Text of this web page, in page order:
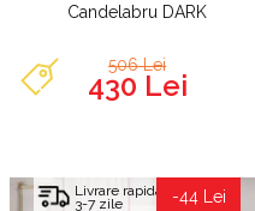
Candelabru DARK
506 Lei
430 Lei
Livrare rapida
3-7 zile -44 Lei